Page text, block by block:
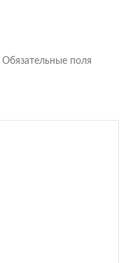
Обязательные поля